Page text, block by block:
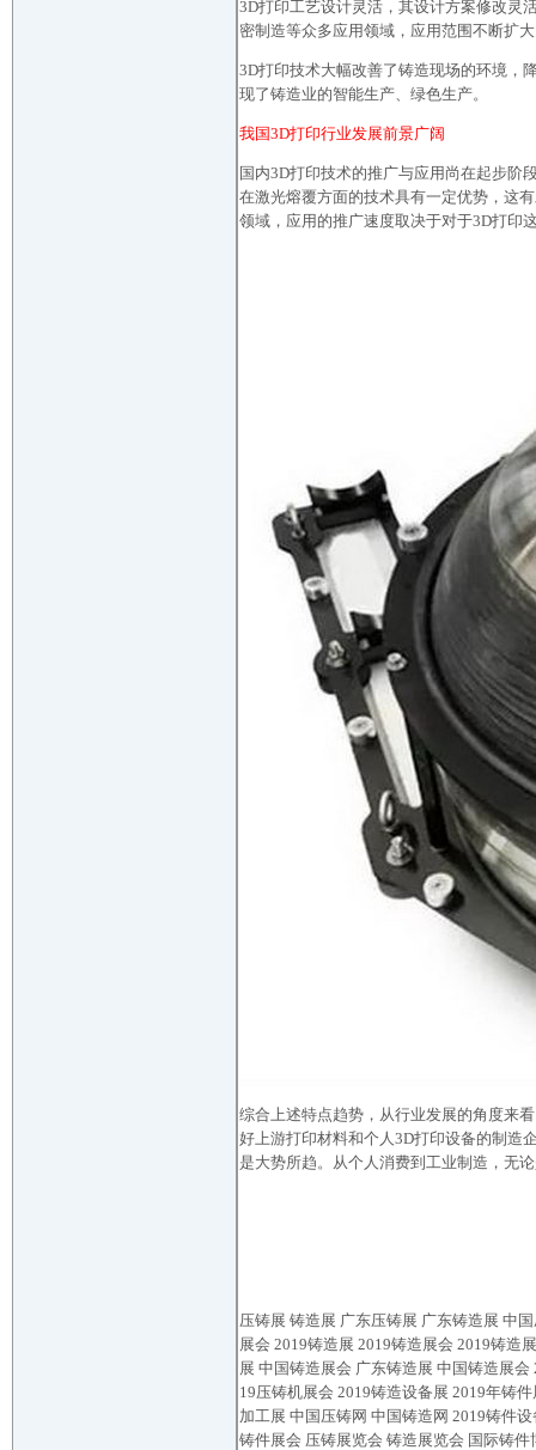
3D打印工艺设计灵活，其设计方案修改灵
密制造等众多应用领域，应用范围不断扩
3D打印技术大幅改善了铸造现场的环境，
现了铸造业的智能生产、绿色生产。
我国3D打印行业发展前景广阔
国内3D打印技术的推广与应用尚在起步阶
在激光熔覆方面的技术具有一定优势，这
领域，应用的推广速度取决于对于3D打印
综合上述特点趋势，从行业发展的角度来
好上游打印材料和个人3D打印设备的制造
是大势所趋。从个人消费到工业制造，无
压铸展 铸造展 广东压铸展 广东铸造展 中
展会 2019铸造展 2019铸造展会 2019铸造
展 中国铸造展会 广东铸造展 中国铸造展
19压铸机展会 2019铸造设备展 2019年铸
加工展 中国压铸网 中国铸造网 2019铸件
铸件展会 压铸展览会 铸造展览会 国际铸件